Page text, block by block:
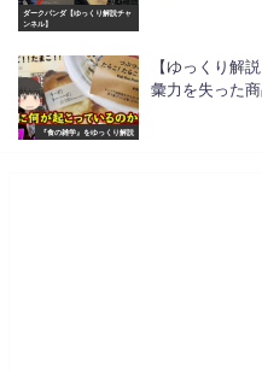
ダークパンダ【ゆっくり解説チャ
ンネル】
『食の雑学』をゆっくり解説
【ゆっくり解
彙力を失った